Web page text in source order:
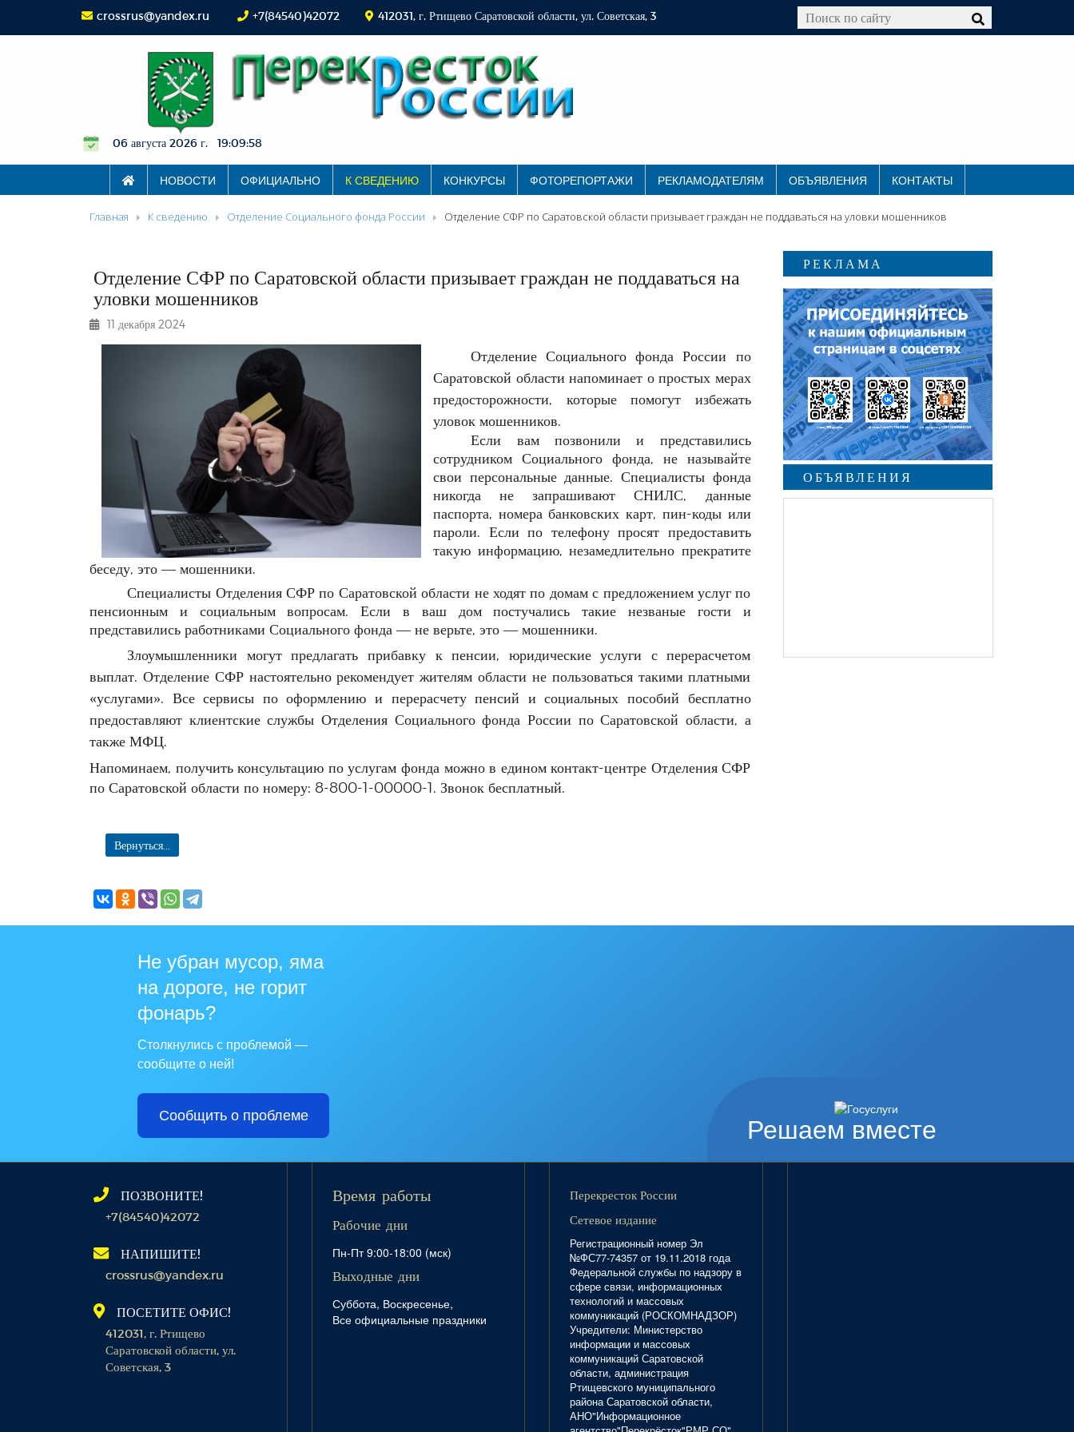
crossrus@yandex.ru +7(84540)42072 412031, г. Ртищево Саратовской области, ул. Советская, 3
06 августа 2026 г. 19:09:58
НОВОСТИ ОФИЦИАЛЬНО К СВЕДЕНИЮ КОНКУРСЫ ФОТОРЕПОРТАЖИ РЕКЛАМОДАТЕЛЯМ ОБЪЯВЛЕНИЯ КОНТАКТЫ
Главная К сведению Отделение Социального фонда России Отделение СФР по Саратовской области призывает граждан не поддаваться на уловки мошенников
Отделение СФР по Саратовской области призывает граждан не поддаваться на
уловки мошенников
11 декабря 2024
Отделение Социального фонда России по
Саратовской области напоминает о простых мерах
предосторожности, которые помогут избежать
уловок мошенников.
Если вам позвонили и представились
сотрудником Социального фонда, не называйте
свои персональные данные. Специалисты фонда
никогда не запрашивают СНИЛС, данные
паспорта, номера банковских карт, пин-коды или
пароли. Если по телефону просят предоставить
такую информацию, незамедлительно прекратите
беседу, это — мошенники.
Специалисты Отделения СФР по Саратовской области не ходят по домам с предложением услуг по
пенсионным и социальным вопросам. Если в ваш дом постучались такие незваные гости и
представились работниками Социального фонда — не верьте, это — мошенники.
Злоумышленники могут предлагать прибавку к пенсии, юридические услуги с перерасчетом
выплат. Отделение СФР настоятельно рекомендует жителям области не пользоваться такими платными
«услугами». Все сервисы по оформлению и перерасчету пенсий и социальных пособий бесплатно
предоставляют клиентские службы Отделения Социального фонда России по Саратовской области, а
также МФЦ.
Напоминаем, получить консультацию по услугам фонда можно в едином контакт-центре Отделения СФР
по Саратовской области по номеру: 8-800-1-00000-1. Звонок бесплатный.
Вернуться...
РЕКЛАМА
ОБЪЯВЛЕНИЯ
Решаем вместе
Не убран мусор, яма
на дороге, не горит
фонарь?
Столкнулись с проблемой —
сообщите о ней!
Сообщить о проблеме
ПОЗВОНИТЕ!
+7(84540)42072
НАПИШИТЕ!
crossrus@yandex.ru
ПОСЕТИТЕ ОФИС!
412031, г. Ртищево
Саратовской области, ул.
Советская, 3
Время работы
Рабочие дни
Пн-Пт 9:00-18:00 (мск)
Выходные дни
Суббота, Воскресенье,
Все официальные праздники
Перекресток России
Сетевое издание
Регистрационный номер Эл
№ФС77-74357 от 19.11.2018 года
Федеральной службы по надзору в
сфере связи, информационных
технологий и массовых
коммуникаций (РОСКОМНАДЗОР)
Учредители: Министерство
информации и массовых
коммуникаций Саратовской
области, администрация
Ртищевского муниципального
района Саратовской области,
АНО"Информационное